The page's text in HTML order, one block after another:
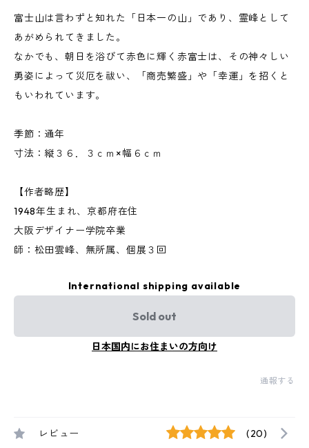
富士山は言わずと知れた「日本一の山」であり、霊峰として
あがめられてきました。
なかでも、朝日を浴びて赤色に輝く赤富士は、その神々しい
勇姿によって災厄を祓い、「商売繁盛」や「幸運」を招くと
もいわれています。
季節：通年
寸法：縦３６．３ｃｍ×幅６ｃｍ
【作者略歴】
1948年生まれ、京都府在住
大阪デザイナー学院卒業
師：松田雲峰、無所属、個展３回
International shipping available
Sold out
日本国内にお住まいの方向け
通報する
レビュー (20)